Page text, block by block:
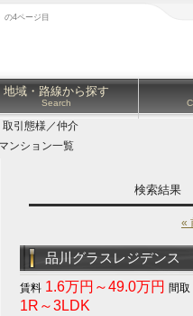
の4ページ目
地域・路線から探す
Search
引態様／仲介
ンション一覧
検索結
«
品川グラスレジデンス
1.6万円～49.0万円
1R～3LDK